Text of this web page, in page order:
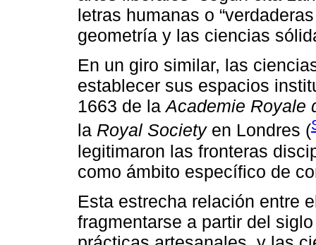
letras humanas o
geometría y las ciencias
En un giro similar, las
establecer sus espacios
1663 de laAcademie Royale
la Royal Societyen Londres (
legitimaron las fronteras
como ámbito específico de
Esta estrecha relación entre
fragmentarse a partir del